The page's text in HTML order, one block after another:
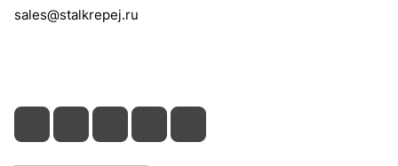
sales@stalkrepej.ru